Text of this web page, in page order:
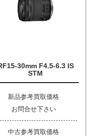
30mm F4.5-6.3 IS
STM
新品参考買取価格
お問合せ下さい
中古参考買取価格